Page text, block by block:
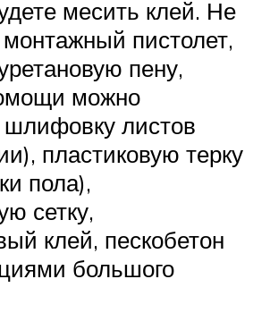
месить клей. Не
монтажный пистолет,
пену,
можно
листов
пластиковую терку
пола),
сетку,
клей, пескобетон
большого